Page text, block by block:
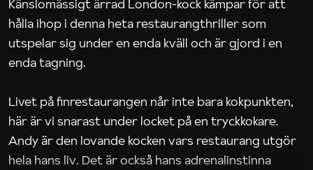
Känslomässigt ärrad London-kock kämpar för att
hålla ihop i denna heta restaurangthriller som
utspelar sig under en enda kväll och är gjord i en
enda tagning.
Livet på finrestaurangen når inte bara kokpunkten,
här är vi snarast under locket på en tryckkokare.
Andy är den lovande kocken vars restaurang utgör
hela hans liv. Det är också hans adrenalinstinna